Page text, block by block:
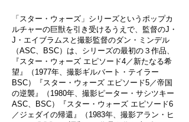
「スター・ウォーズ」シリーズというポップカ
ルチャーの巨獣を引き受けるうえで、監督のJ・
J・エイブラムスと撮影監督のダン・ミンデル
（ASC、BSC）は、シリーズの最初の３作品、
『スター・ウォーズ エピソード4／新たなる希
望』（1977年、撮影ギルバート・テイラー
BSC）『スター・ウォーズ エピソード5／帝国
の逆襲』（1980年、撮影ピーター・サシツキー
ASC、BSC）『スター・ウォーズ エピソード6
／ジェダイの帰還』（1983年、撮影アラン・ヒ